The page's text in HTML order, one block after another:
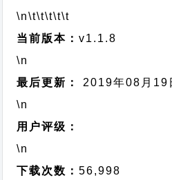
\n\t\t\t\t\t
当前版本：v1.1.8
\n
最后更新：
2019年08月19
\n
用户评级：
\n
下载次数：56,998